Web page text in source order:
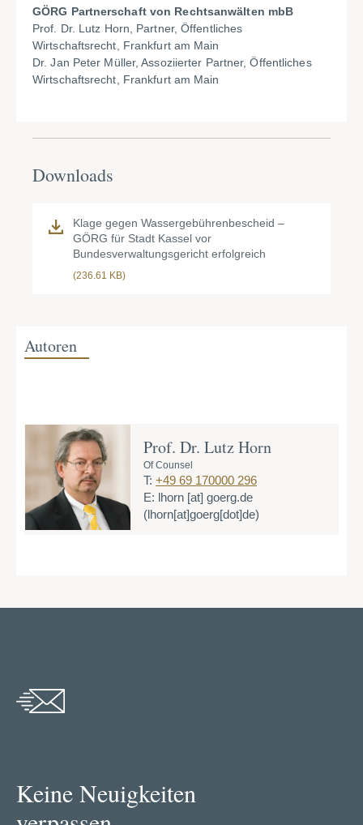
GÖRG Partnerschaft von Rechtsanwälten mbB
Prof. Dr. Lutz Horn, Partner, Öffentliches
Wirtschaftsrecht, Frankfurt am Main
Dr. Jan Peter Müller, Assoziierter Partner, Öffentliches
Wirtschaftsrecht, Frankfurt am Main
Downloads
Klage gegen Wassergebührenbescheid –
GÖRG für Stadt Kassel vor
Bundesverwaltungsgericht erfolgreich
(236.61 KB)
Autoren
Prof. Dr. Lutz Horn
Of Counsel
T: +49 69 170000 296
E: lhorn [at] goerg.de
(lhorn[at]goerg[dot]de)
Keine Neuigkeiten